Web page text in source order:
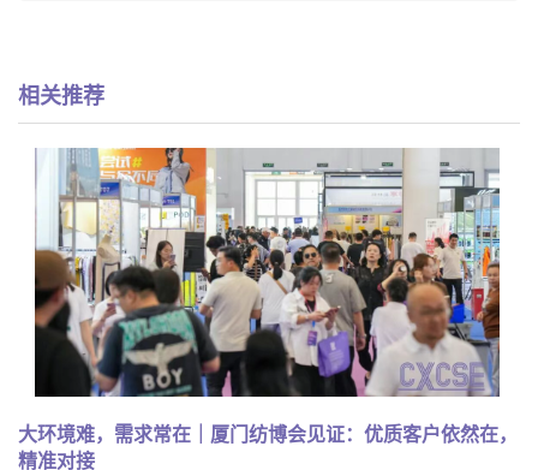
相关推荐
大环境难，需求常在｜厦门纺博会见证：优质客户依然在，
精准对接